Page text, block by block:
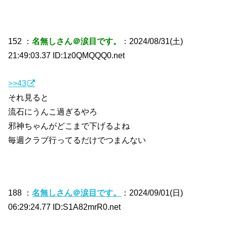
152 ：名無しさん＠涙目です。
：2024/08/31(土)
21:49:03.37 ID:1z0QMQQQ0.net
>>43
それ見ると
流石にうんこ過ぎるやろ
邪神ちゃんがどこまで下げるよね
毎週クラブ行ってるだけでつまんない
188 ：名無しさん＠涙目です。
：2024/09/01(日)
06:29:24.77 ID:S1A82mrR0.net